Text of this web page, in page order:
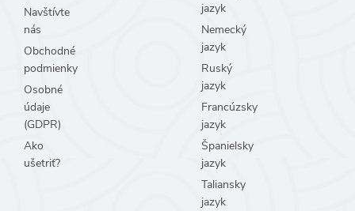
Navštívte
nás
Obchodné
podmienky
Osobné
údaje
(GDPR)
Ako
ušetriť?
jazyk
Nemecký
jazyk
Ruský
jazyk
Francúzsky
jazyk
Španielsky
jazyk
Taliansky
jazyk